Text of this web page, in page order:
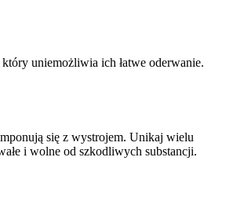
uniemożliwia ich łatwe oderwanie.
się z wystrojem. Unikaj wielu
i wolne od szkodliwych substancji.